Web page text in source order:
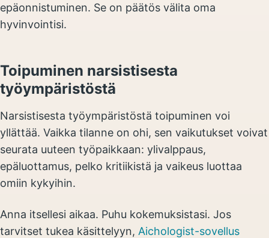
epäonnistuminen. Se on päätös välita oma
hyvinvointisi.
Toipuminen narsistisesta
työympäristöstä
Narsistisesta työympäristöstä toipuminen voi
yllättää. Vaikka tilanne on ohi, sen vaikutukset voivat
seurata uuteen työpaikkaan: ylivalppaus,
epäluottamus, pelko kritiikistä ja vaikeus luottaa
omiin kykyihin.
Anna itsellesi aikaa. Puhu kokemuksistasi. Jos
tarvitset tukea käsittelyyn, Aichologist-sovellus